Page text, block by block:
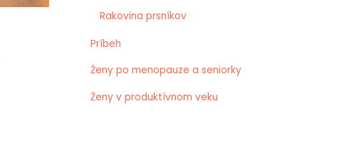
Rakovina prsníkov
Príbeh
Ženy po menopauze a seniorky
Ženy v produktívnom veku